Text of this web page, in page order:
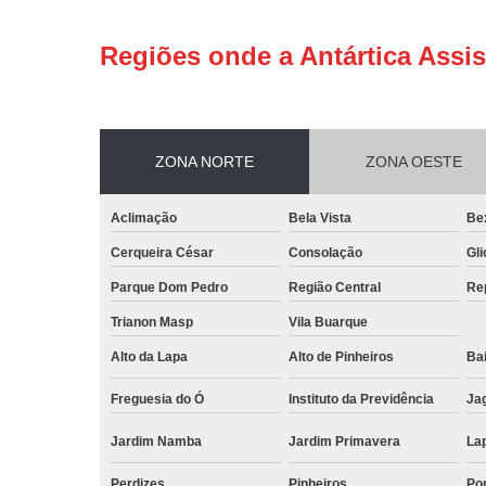
Regiões onde a Antártica
ZONA NORTE ZONA OESTE
Aclimação Bela Vista
Cerqueira César Consolação
Parque Dom Pedro Região Central
Trianon Masp Vila Buarque
Alto da Lapa Alto de Pinheiros
Freguesia do Ó Instituto da Previdência
Jardim Namba Jardim Primavera